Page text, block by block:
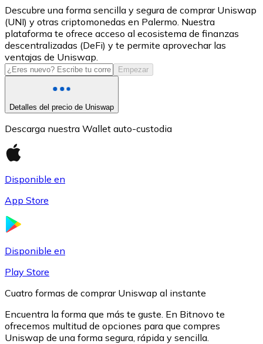
USD Coin
USDC
Litecoin
LTC
Descubre una forma sencilla y segura de comprar Uniswap
(UNI) y otras criptomonedas en Palermo. Nuestra
plataforma te ofrece acceso al ecosistema de finanzas
descentralizadas (DeFi) y te permite aprovechar las
ventajas de Uniswap.
Empezar
Detalles del precio de Uniswap
Descarga nuestra Wallet auto-custodia
Disponible en
App Store
Disponible en
Play Store
Cuatro formas de comprar Uniswap al instante
Encuentra la forma que más te guste. En Bitnovo te
ofrecemos multitud de opciones para que compres
Uniswap de una forma segura, rápida y sencilla.